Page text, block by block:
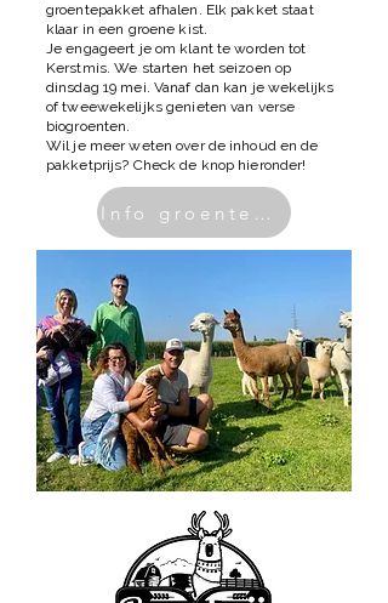
groentepakket afhalen. Elk pakket staat
klaar in een groene kist.
Je engageert je om klant te worden tot
Kerstmis. We starten het seizoen op
dinsdag 19 mei. Vanaf dan kan je wekelijks
of tweewekelijks genieten van verse
biogroenten.
Wil je meer weten over de inhoud en de
pakketprijs? Check de knop hieronder!